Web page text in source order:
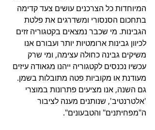
המיוחדות כל הצרכנים עושים צעד קדימה
בתחכום הסנסורי ומשדרגים את פלטת
הגבינות. מי שכבר נמצאים בקטגוריה זזים
לכיוון גבינות ארומטיות יותר ועבורם אנו
משיקים גבינה כחולה עצימה, ומי שרק
עכשיו נכנסים לקטגוריה ייהנו מגאודה עיזים
מעודנת או מקוביות פטה מתובלות בשמן.
גם השנה, אנו מציעים פתרונות במוצרי
'אלטרנטיב', שנותנים מענה לציבור
ה"מפחיתנים" והטבעונים".